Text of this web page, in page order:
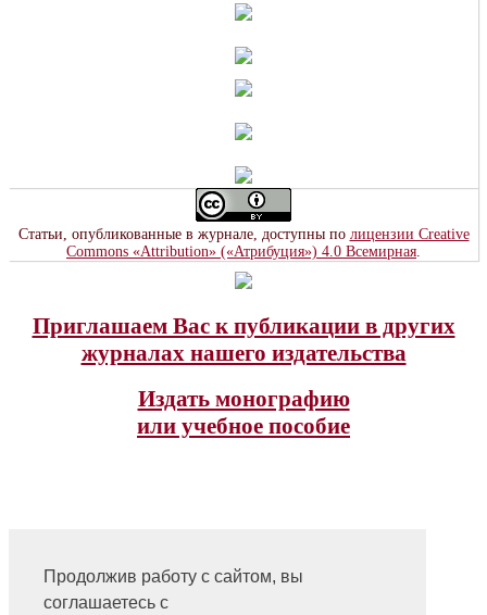
Продолжив работу с сайтом, вы
соглашаетесь с
Статьи, опубликованные в журнале, доступны по лицензии Creative
Commons «Attribution» («Атрибуция») 4.0 Всемирная.
Приглашаем Вас к публикации в других
журналах нашего издательства
Издать монографию
или учебное пособие
На главную
Контакты, учредитель, редакция